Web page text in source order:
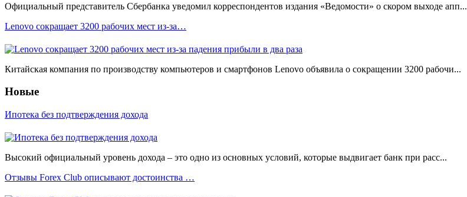
Официальный представитель Сбербанка уведомил корреспондентов издания «Ведомости» о скором выходе апп...
Lenovo сокращает 3200 рабочих мест из-за…
Китайская компания по производству компьютеров и смартфонов Lenovo объявила о сокращении 3200 рабочи...
Новые
Ипотека без подтверждения дохода
Высокий официальный уровень дохода – это одно из основных условий, которые выдвигает банк при расс...
Отзывы Forex Сlub описывают достоинства …